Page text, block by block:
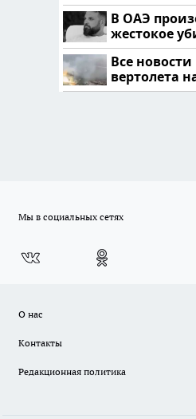
В ОАЭ
жестокое
Все
вертолета
читать
Мы в социальных сетях
О нас
Контакты
Редакционная политика